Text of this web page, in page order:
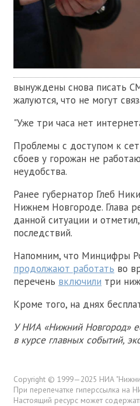
вынуждены снова писать
жалуются, что не могут
"Уже три часа нет
Проблемы с доступом к
сбоев у горожан не
неудобства.
Ранее губернатор Глеб
Нижнем Новгороде. Глава
данной ситуации и
последствий.
Напомним, что Минцифры
продолжают работать во
перечень включили три
Кроме того, на днях
У НИА «Нижний Новгород»
в курсе главных событий,
Copyright © 1999—2025 НИА
При перепечатке гиперссылка на
Настоящий ресурс может